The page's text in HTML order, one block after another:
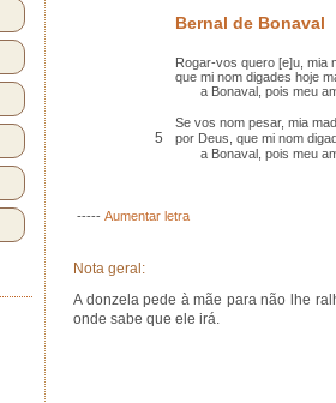
Bernal de Bonaval
Rogar-vos quero [e]u, mia
que mi nom digades hoje
a Bonaval, pois meu
Se vos nom pesar, mia
5
por Deus, que mi nom
a Bonaval, pois meu
----- Aumentar letra
Nota geral:
A donzela pede à mãe para não lhe
onde sabe que ele irá.